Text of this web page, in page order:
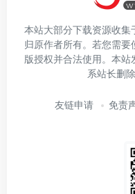
本站大部分下载资源收集
归原作者所有。若您需
版授权并合法使用。本
系站长删
友链申请 免责